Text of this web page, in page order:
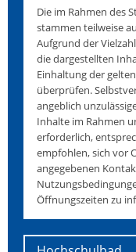
Die im Rahmen des
stammen teilweise
Aufgrund der
die dargestellten
Einhaltung der
überprüfen.
angeblich
Inhalte im Rahmen
erforderlich,
empfohlen, sich vor
angegebenen
Öffnungszeiten zu